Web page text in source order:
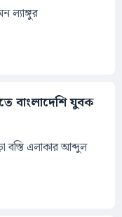
ল্যাঙ্গুর
বাংলাদেশি যুবক
বস্তি এলাকার আব্দুল